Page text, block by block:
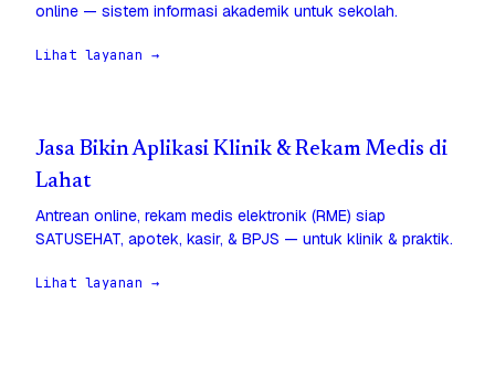
online — sistem informasi akademik untuk sekolah.
Lihat layanan →
Jasa Bikin Aplikasi Klinik & Rekam Medis di
Lahat
Antrean online, rekam medis elektronik (RME) siap
SATUSEHAT, apotek, kasir, & BPJS — untuk klinik & praktik.
Lihat layanan →